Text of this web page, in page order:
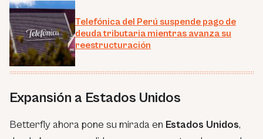
Telefónica del Perú suspende pago de
deuda tributaria mientras avanza su
reestructuración
Expansión a Estados Unidos
Betterfly ahora pone su mirada en Estados Unidos,